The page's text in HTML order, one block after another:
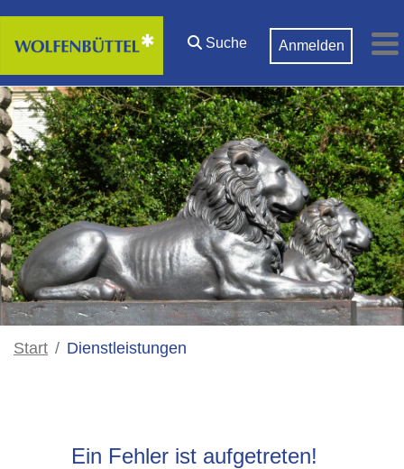
Zum Hauptinhalt springen
Suche Anmelden
Start Dienstleistungen
Ein Fehler ist aufgetreten!